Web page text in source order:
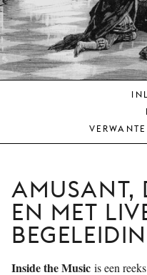
AMUSANT,
EN MET
Inside the Music is een